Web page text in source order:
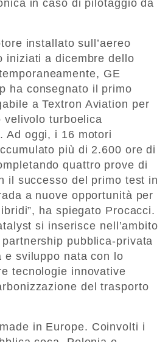
in caso di pilotaggio da
installato sull’aereo
iniziati a dicembre dello
GE
ha consegnato il primo
a Textron Aviation per
velivolo turboelica
Ad oggi, i 16 motori
più di 2.600 ore di
quattro prove di
il successo del primo test in
a nuove opportunità per
ha spiegato Procacci.
si inserisce nell’ambito
pubblica-privata
e sviluppo nata con lo
tecnologie innovative
del trasporto
in Europe. Coinvolti i